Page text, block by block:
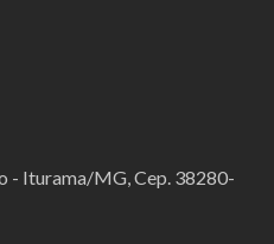
- Iturama/MG, Cep. 38280-